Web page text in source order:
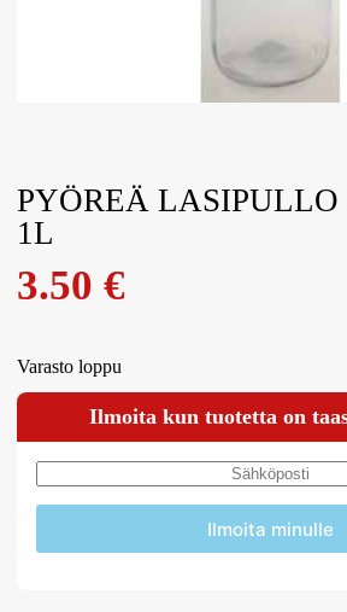
PYÖREÄ
1L
3.50€
Varasto loppu
Ilmoita kun tuotetta on
Ilmoita minulle